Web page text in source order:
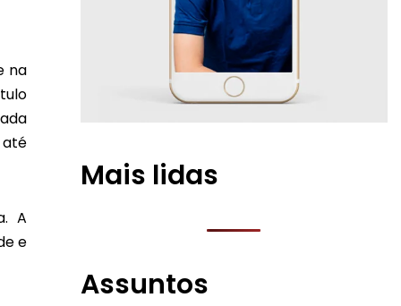
na
até
A
e
Mais lidas
Assuntos